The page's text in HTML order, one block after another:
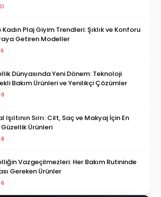
Kadın Plaj Giyim Trendleri: Şıklık ve Konforu
Getiren Modeller
Dünyasında Yeni Dönem: Teknoloji
Bakım Ürünleri ve Yenilikçi Çözümler
Işıltının Sırrı: Cilt, Saç ve Makyaj İçin En
Güzellik Ürünleri
Vazgeçilmezleri: Her Bakım Rutininde
Gereken Ürünler